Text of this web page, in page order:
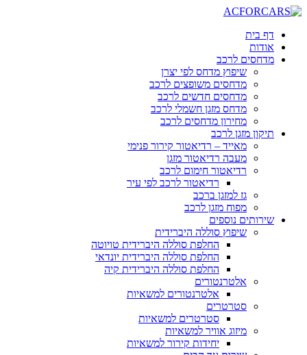
דלג
דף בית
אודות
מדחסים לרכב
שיפוץ מדחס לפי יצרן
מדחסים משופצים לרכב
מדחסים חדשים לרכב
מדחס מזגן חשמלי לרכב
מחירון מדחסים לרכב
תיקון מזגן לרכב
מאייד – רדיאטור קירור פנימי
מעבה רדיאטור מזגן
רדיאטור חימום לרכב
רדיאטור לרכב לפי עיר
גז למזגן ברכב
מפוח מזגן לרכב
שירותים נוספים
שיפוץ סוללה היברידית
החלפת סוללה היברידית טויוטה
החלפת סוללה היברידית יונדאי
החלפת סוללה היברידית קיה
אלטרנטורים
אלטרנטורים למשאיות
סטרטרים
סטרטרים למשאיות
מיזוג אוויר למשאיות
יחידות קירור למשאיות